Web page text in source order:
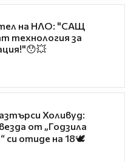
на НЛО: "САЩ
технология за
Холивуд:
от „Годзила
си отиде на 18🕊️